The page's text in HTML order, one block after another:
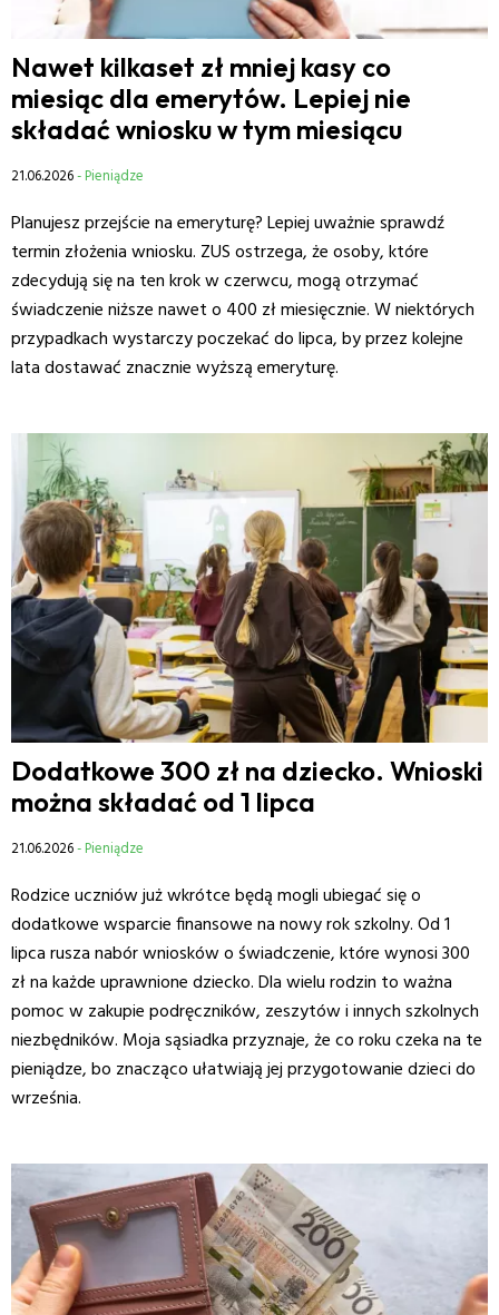
Nawet kilkaset zł mniej kasy co
miesiąc dla emerytów. Lepiej nie
składać wniosku w tym miesiącu
21.06.2026- Pieniądze
Planujesz przejście na emeryturę? Lepiej uważnie sprawdź
termin złożenia wniosku. ZUS ostrzega, że osoby, które
zdecydują się na ten krok w czerwcu, mogą otrzymać
świadczenie niższe nawet o 400 zł miesięcznie. W niektórych
przypadkach wystarczy poczekać do lipca, by przez kolejne
lata dostawać znacznie wyższą emeryturę.
Dodatkowe 300 zł na dziecko. Wnioski
można składać od 1 lipca
21.06.2026- Pieniądze
Rodzice uczniów już wkrótce będą mogli ubiegać się o
dodatkowe wsparcie finansowe na nowy rok szkolny. Od 1
lipca rusza nabór wniosków o świadczenie, które wynosi 300
zł na każde uprawnione dziecko. Dla wielu rodzin to ważna
pomoc w zakupie podręczników, zeszytów i innych szkolnych
niezbędników. Moja sąsiadka przyznaje, że co roku czeka na te
pieniądze, bo znacząco ułatwiają jej przygotowanie dzieci do
września.